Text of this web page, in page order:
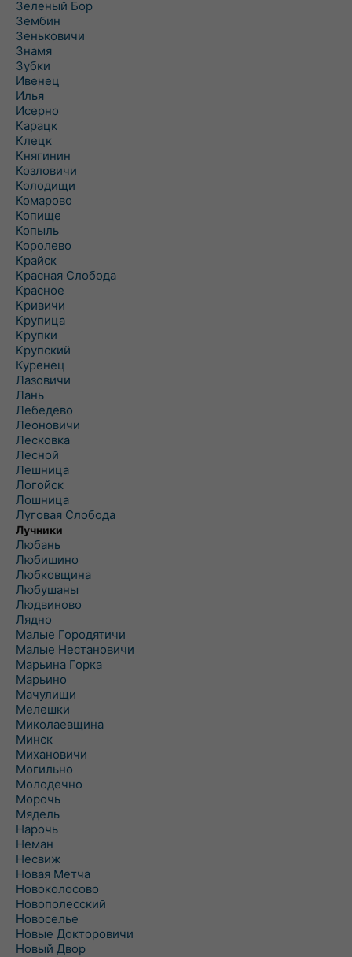
Зеленый Бор
Зембин
Зеньковичи
Знамя
Зубки
Ивенец
Илья
Исерно
Карацк
Клецк
Княгинин
Козловичи
Колодищи
Комарово
Копище
Копыль
Королево
Крайск
Красная Слобода
Красное
Кривичи
Крупица
Крупки
Крупский
Куренец
Лазовичи
Лань
Лебедево
Леоновичи
Лесковка
Лесной
Лешница
Логойск
Лошница
Луговая Слобода
Лучники
Любань
Любишино
Любковщина
Любушаны
Людвиново
Лядно
Малые Городятичи
Малые Нестановичи
Марьина Горка
Марьино
Мачулищи
Мелешки
Миколаевщина
Минск
Михановичи
Могильно
Молодечно
Морочь
Мядель
Нарочь
Неман
Несвиж
Новая Метча
Новоколосово
Новополесский
Новоселье
Новые Докторовичи
Новый Двор